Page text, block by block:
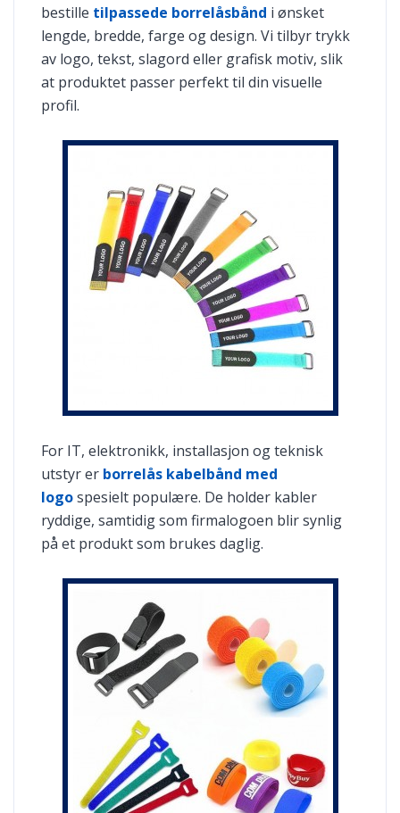
bestille tilpassede borrelåsbånd i ønsket
lengde, bredde, farge og design. Vi tilbyr trykk
av logo, tekst, slagord eller grafisk motiv, slik
at produktet passer perfekt til din visuelle
profil.
For IT, elektronikk, installasjon og teknisk
utstyr er borrelås kabelbånd med
logospesielt populære. De holder kabler
ryddige, samtidig som firmalogoen blir synlig
på et produkt som brukes daglig.